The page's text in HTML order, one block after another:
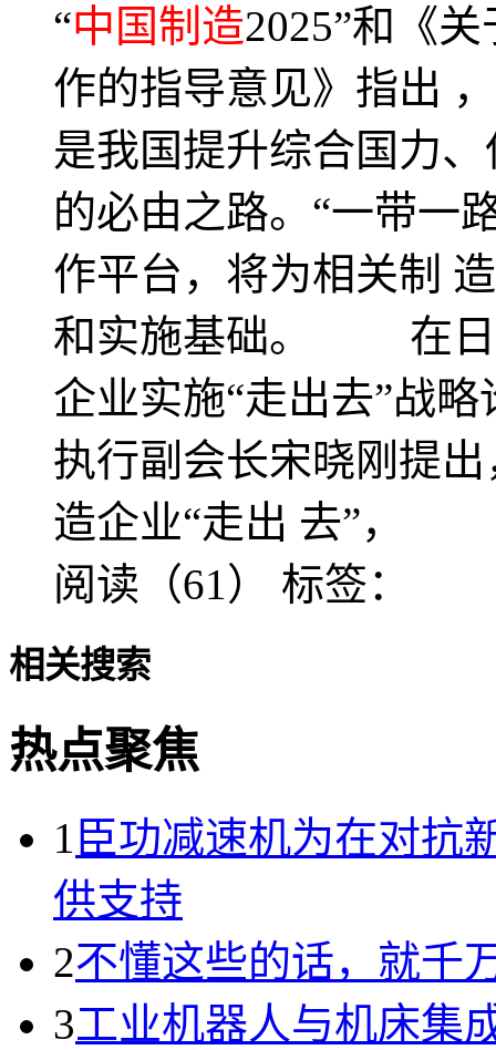
“中国制造2025”和《
作的指导意见》指出
是我国提升综合国力
的必由之路。“一带一
作平台，将为相关制
和实施基础。 在日
企业实施“走出去”战
执行副会长宋晓刚提
造企业“走出 去”，
阅读（61） 标签：
相关搜索
热点聚焦
1 臣功减速机为在对抗
供支持
2不懂这些的话，就千
3工业机器人与机床集